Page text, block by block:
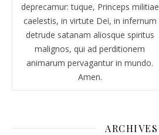
deprecamur: tuque, Princeps militiae
caelestis, in virtute Dei, in infernum
detrude satanam aliosque spiritus
malignos, qui ad perditionem
animarum pervagantur in mundo.
Amen.
ARCHIVES